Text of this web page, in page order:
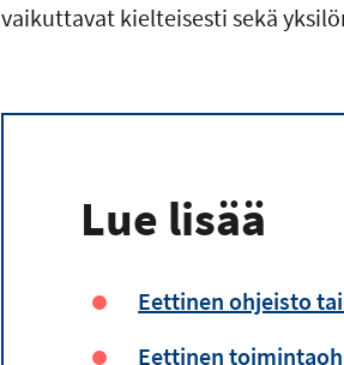
vaikuttavat kielteisesti sekä
Lue lisää
Eettinen ohjeisto
Eettinen